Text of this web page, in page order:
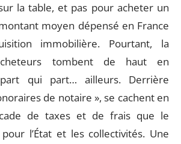
la table, et pas pour acheter un
moyen dépensé en France
immobilière. Pourtant, la
tombent de haut en
qui part… ailleurs. Derrière
de notaire », se cachent en
de taxes et de frais que le
l’État et les collectivités. Une